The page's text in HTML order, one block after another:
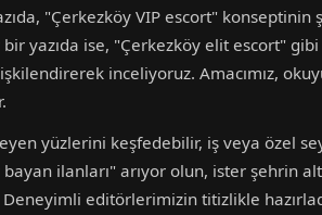
"Çerkezköy VIP escort" konseptinin
yazıda ise, "Çerkezköy elit escort"
inceliyoruz. Amacımız,
yüzlerini keşfedebilir, iş veya özel
ilanları" arıyor olun, ister şehrin
editörlerimizin titizlikle